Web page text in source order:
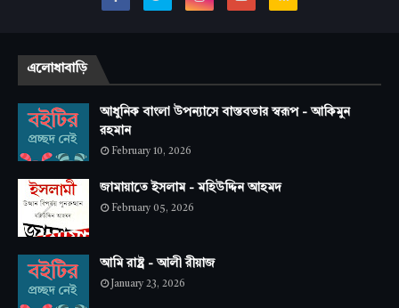
এলোধাবাড়ি
আধুনিক বাংলা উপন্যাসে বাস্তবতার স্বরূপ - আকিমুন
রহমান
February 10, 2026
জামায়াতে ইসলাম - মহিউদ্দিন আহমদ
February 05, 2026
আমি রাষ্ট্র - আলী রীয়াজ
January 23, 2026